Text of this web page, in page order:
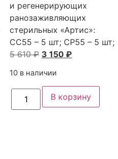
и регенерирующих
ранозаживляющих
стерильных «Артис»:
CC55 – 5 шт; CP55 – 5 шт;
5 610₽ Первоначальная
составляла
5
610 ₽.
3 150 ₽Текущая
10 в наличии
Количество
товара
#2
В корзину